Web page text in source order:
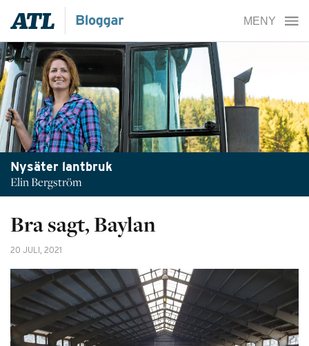
Nysäter lantbruk
Elin Bergström
Bra sagt, Baylan
20 JULI, 2021